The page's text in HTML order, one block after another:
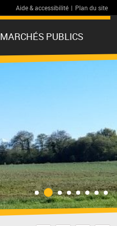
Aide & accessibilité | Plan du site
MARCHÉS PUBLICS